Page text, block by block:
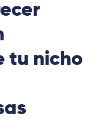
tu nicho